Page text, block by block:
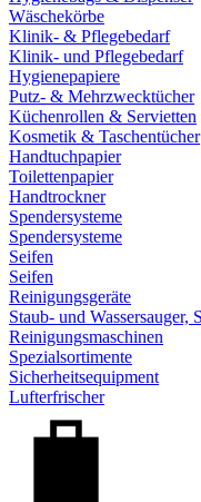
Wäschekörbe
Klinik- & Pflegebedarf
Klinik- und Pflegebedarf
Hygienepapiere
Putz- & Mehrzwecktücher
Küchenrollen & Servietten
Kosmetik & Taschentücher
Handtuchpapier
Toilettenpapier
Handtrockner
Spendersysteme
Spendersysteme
Seifen
Seifen
Reinigungsgeräte
Staub- und Wassersauger,
Reinigungsmaschinen
Spezialsortimente
Sicherheitsequipment
Lufterfrischer